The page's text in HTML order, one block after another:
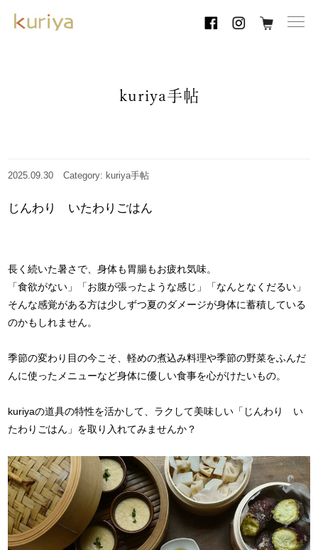
kuriya手帖
2025.09.30 Category: kuriya手帖
じんわり いたわりごはん
長く続いた暑さで、身体も胃腸もお疲れ気味。
「食欲がない」「お腹が張ったような感じ」「なんとなくだるい」
そんな感覚がある方は少しずつ夏のダメージが身体に蓄積している
のかもしれません。
季節の変わり目の今こそ、軽めの煮込み料理や季節の野菜をふんだ
んに使ったメニューなど身体に優しい食事を心がけたいもの。
kuriyaの道具の特性を活かして、ラクして美味しい「じんわり い
たわりごはん」を取り入れてみませんか？